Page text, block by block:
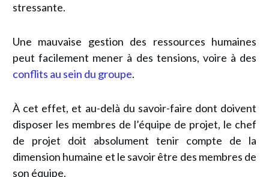
stressante.
Une mauvaise gestion des ressources humaines
peut facilement mener à des tensions, voire à des
conflits au sein du groupe.
À cet effet, et au-delà du savoir-faire dont doivent
disposer les membres de l’équipe de projet, le chef
de projet doit absolument tenir compte de la
dimension humaine et le savoir être des membres de
son équipe.